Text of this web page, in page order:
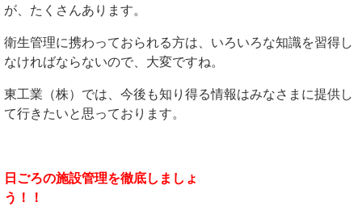
が、たくさんあります。
衛生管理に携わっておられる方は、いろいろな知識を習得し
なければならないので、大変ですね。
東工業（株）では、今後も知り得る情報はみなさまに提供し
て行きたいと思っております。
日ごろの施設管理を徹底しましょ
う！！